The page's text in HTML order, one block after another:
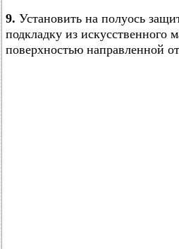
9. Установить на полуось
подкладку из искусственного
поверхностью направленной